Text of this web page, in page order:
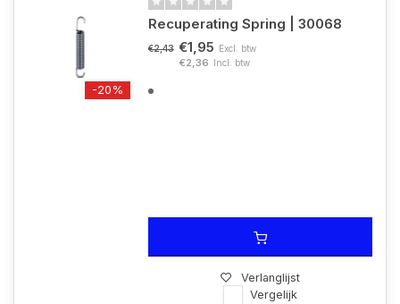
-20%
Recuperating Spring | 30068
€2,43 €1,95 Excl. btw
€2,36 Incl. btw
Verlanglijst
Vergelijk